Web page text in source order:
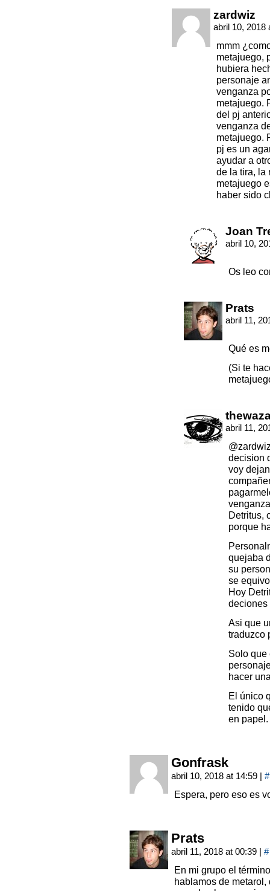
zardwiz
abril 10, 2018
mmm
metajuego,
hubiera
personaje
venganza
metajuego.
del pj
venganza
metajuego.
pj es un
ayudar a
de la tira, la
metajuego
haber sido
Joan
abril 10,
Os leo
Prats
abril 11,
Qué es
(Si te
abril 11,
decision
voy
Detritus,
porque
quejaba
su
se
Hoy
deciones
Asi que
traduzco
Solo que
hacer
El único
tenido
en papel.
Gonfrask
abril 10, 2018 at 14:59 | #
Espera, pero eso es
Prats
abril 11, 2018 at 00:39 | #
En mi grupo el
hablamos de